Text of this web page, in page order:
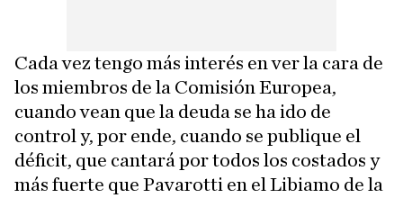
Cada vez tengo más interés en ver la cara de
los miembros de la Comisión Europea,
cuando vean que la deuda se ha ido de
control y, por ende, cuando se publique el
déficit, que cantará por todos los costados y
más fuerte que Pavarotti en el Libiamo de la